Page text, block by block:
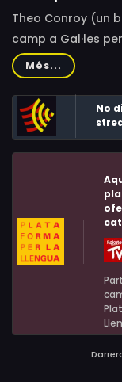
Theo Conroy (un
camp a Gal·les
companyia de la
petita filla Ella.
fenòmens que els
Més...
No